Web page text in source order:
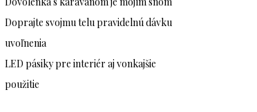
Doprajte svojmu telu pravidelnú dávku
uvoľnenia
LED pásiky pre interiér aj vonkajšie
použitie